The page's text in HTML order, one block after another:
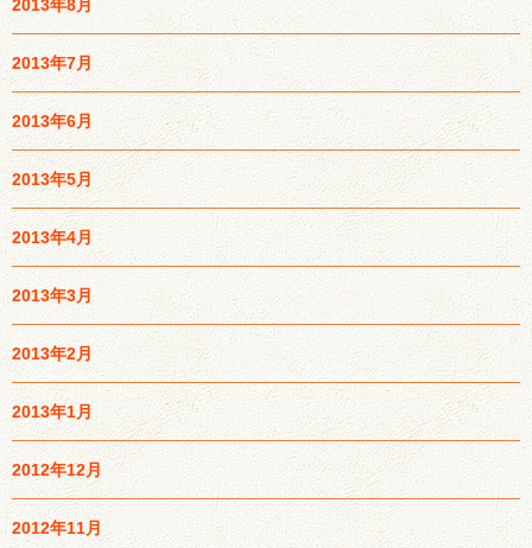
2013年8月
2013年7月
2013年6月
2013年5月
2013年4月
2013年3月
2013年2月
2013年1月
2012年12月
2012年11月